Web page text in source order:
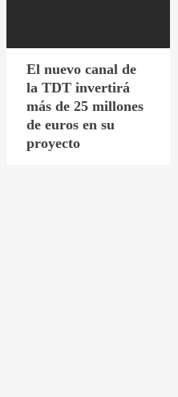
El nuevo canal de
la TDT invertirá
más de 25 millones
de euros en su
proyecto